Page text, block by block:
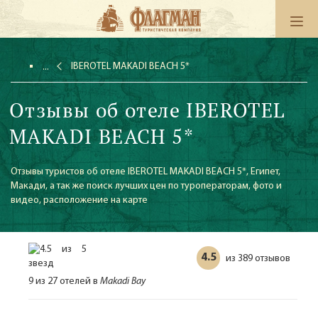
IBEROTEL MAKADI BEACH 5*
Отзывы об отеле IBEROTEL
MAKADI BEACH 5*
Отзывы туристов об отеле IBEROTEL MAKADI BEACH 5*, Египет,
Макади, а так же поиск лучших цен по туроператорам, фото и
видео, расположение на карте
4.5 из 389 отзывов
9 из 27 отелей в Makadi Bay